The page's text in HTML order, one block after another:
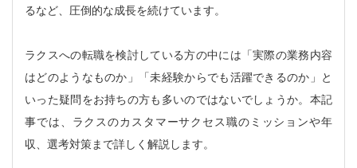
るなど、圧倒的な成長を続けています。
ラクスへの転職を検討している方の中には「実際の業務内容
はどのようなものか」「未経験からでも活躍できるのか」と
いった疑問をお持ちの方も多いのではないでしょうか。本記
事では、ラクスのカスタマーサクセス職のミッションや年
収、選考対策まで詳しく解説します。